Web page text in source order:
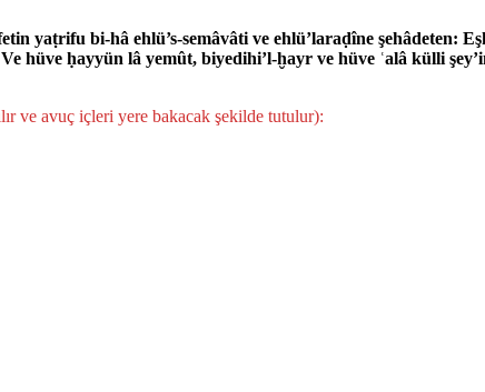
yaṭrifu bi-hâ ehlü’s-semâvâti ve ehlü’laraḍîne şehâdeten:
hüve ḥayyün lâ yemût, biyedihi’l-ḫayr ve hüve ʿalâ külli
ve avuç içleri yere bakacak şekilde tutulur):